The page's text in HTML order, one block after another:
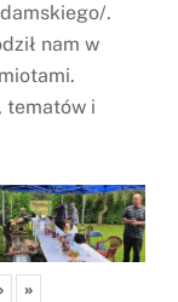
.
nam w
tematów i
› »